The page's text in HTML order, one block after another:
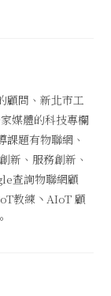
顧問、新北市工
媒體的科技專欄
題有物聯網、
新、服務創新、
查詢物聯網顧
教練丶AIoT 顧